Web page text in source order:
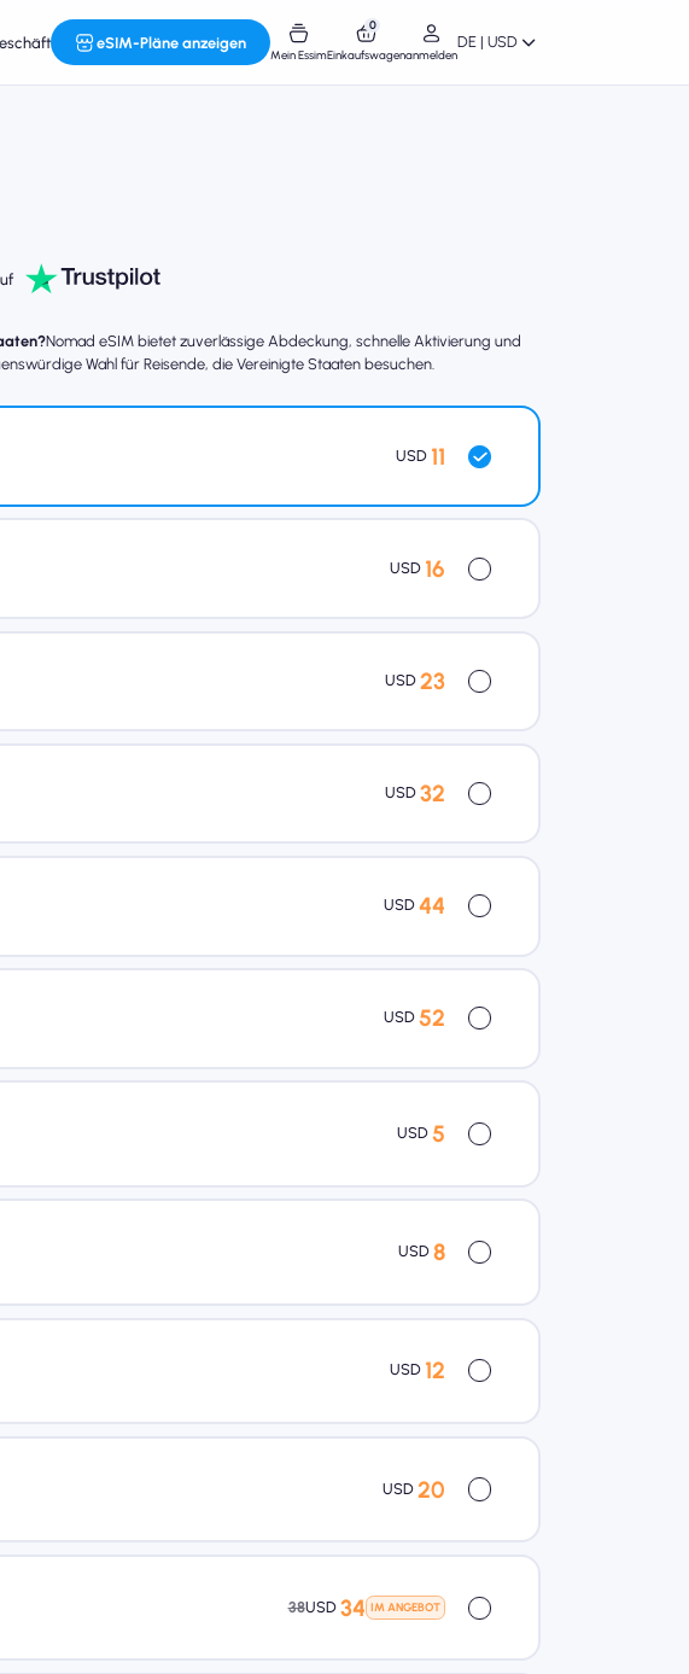
eSIM-Pläne anzeigen
Mein Essim
0
Einkaufswagenanmelden
DE | USD
Nomad eSIM bietet zuverlässige Abdeckung, schnelle Aktivierung und
Wahl für Reisende, die Vereinigte Staaten besuchen.
USD 11
USD 16
USD 23
USD 32
USD 44
USD 52
USD 5
USD 8
USD 12
USD 20
38USD 34 IM ANGEBOT